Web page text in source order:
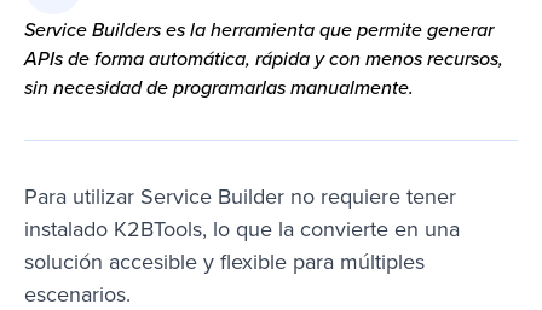
Service Builders es la herramienta que permite generar
APIs de forma automática, rápida y con menos recursos,
sin necesidad de programarlas manualmente.
Para utilizar Service Builder no requiere tener
instalado K2BTools, lo que la convierte en una
solución accesible y flexible para múltiples
escenarios.